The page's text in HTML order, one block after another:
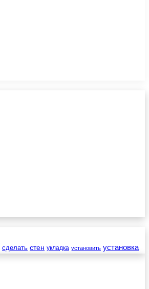
сделать стен укладка установить установка